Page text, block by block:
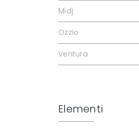
Midj
Ozzio
Ventura
Elementi